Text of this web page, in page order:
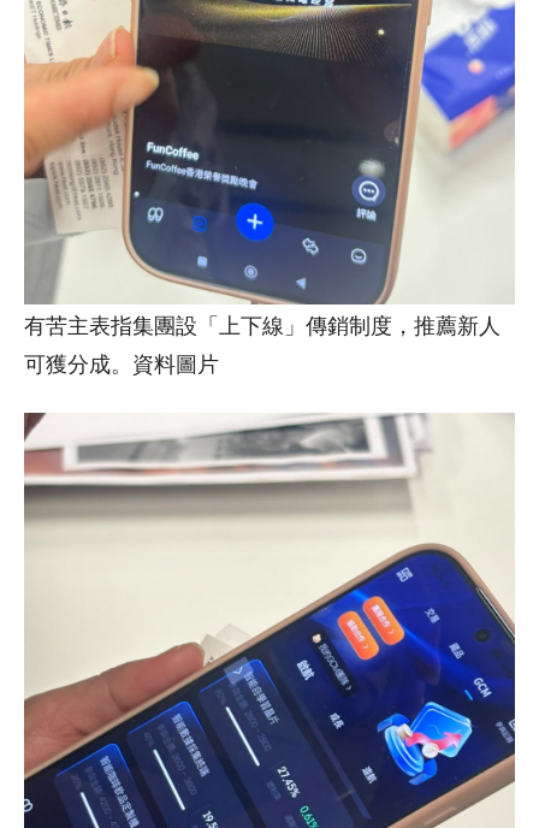
有苦主表指集團設「上下線」傳銷制度，推薦新人
可獲分成。資料圖片